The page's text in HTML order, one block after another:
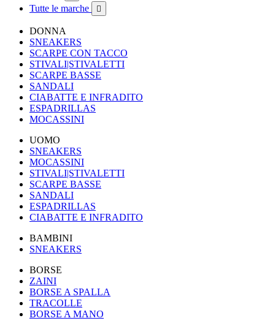
Tutte le marche 
DONNA
SNEAKERS
SCARPE CON TACCO
STIVALI|STIVALETTI
SCARPE BASSE
SANDALI
CIABATTE E INFRADITO
ESPADRILLAS
MOCASSINI
UOMO
SNEAKERS
MOCASSINI
STIVALI|STIVALETTI
SCARPE BASSE
SANDALI
ESPADRILLAS
CIABATTE E INFRADITO
BAMBINI
SNEAKERS
BORSE
ZAINI
BORSE A SPALLA
TRACOLLE
BORSE A MANO